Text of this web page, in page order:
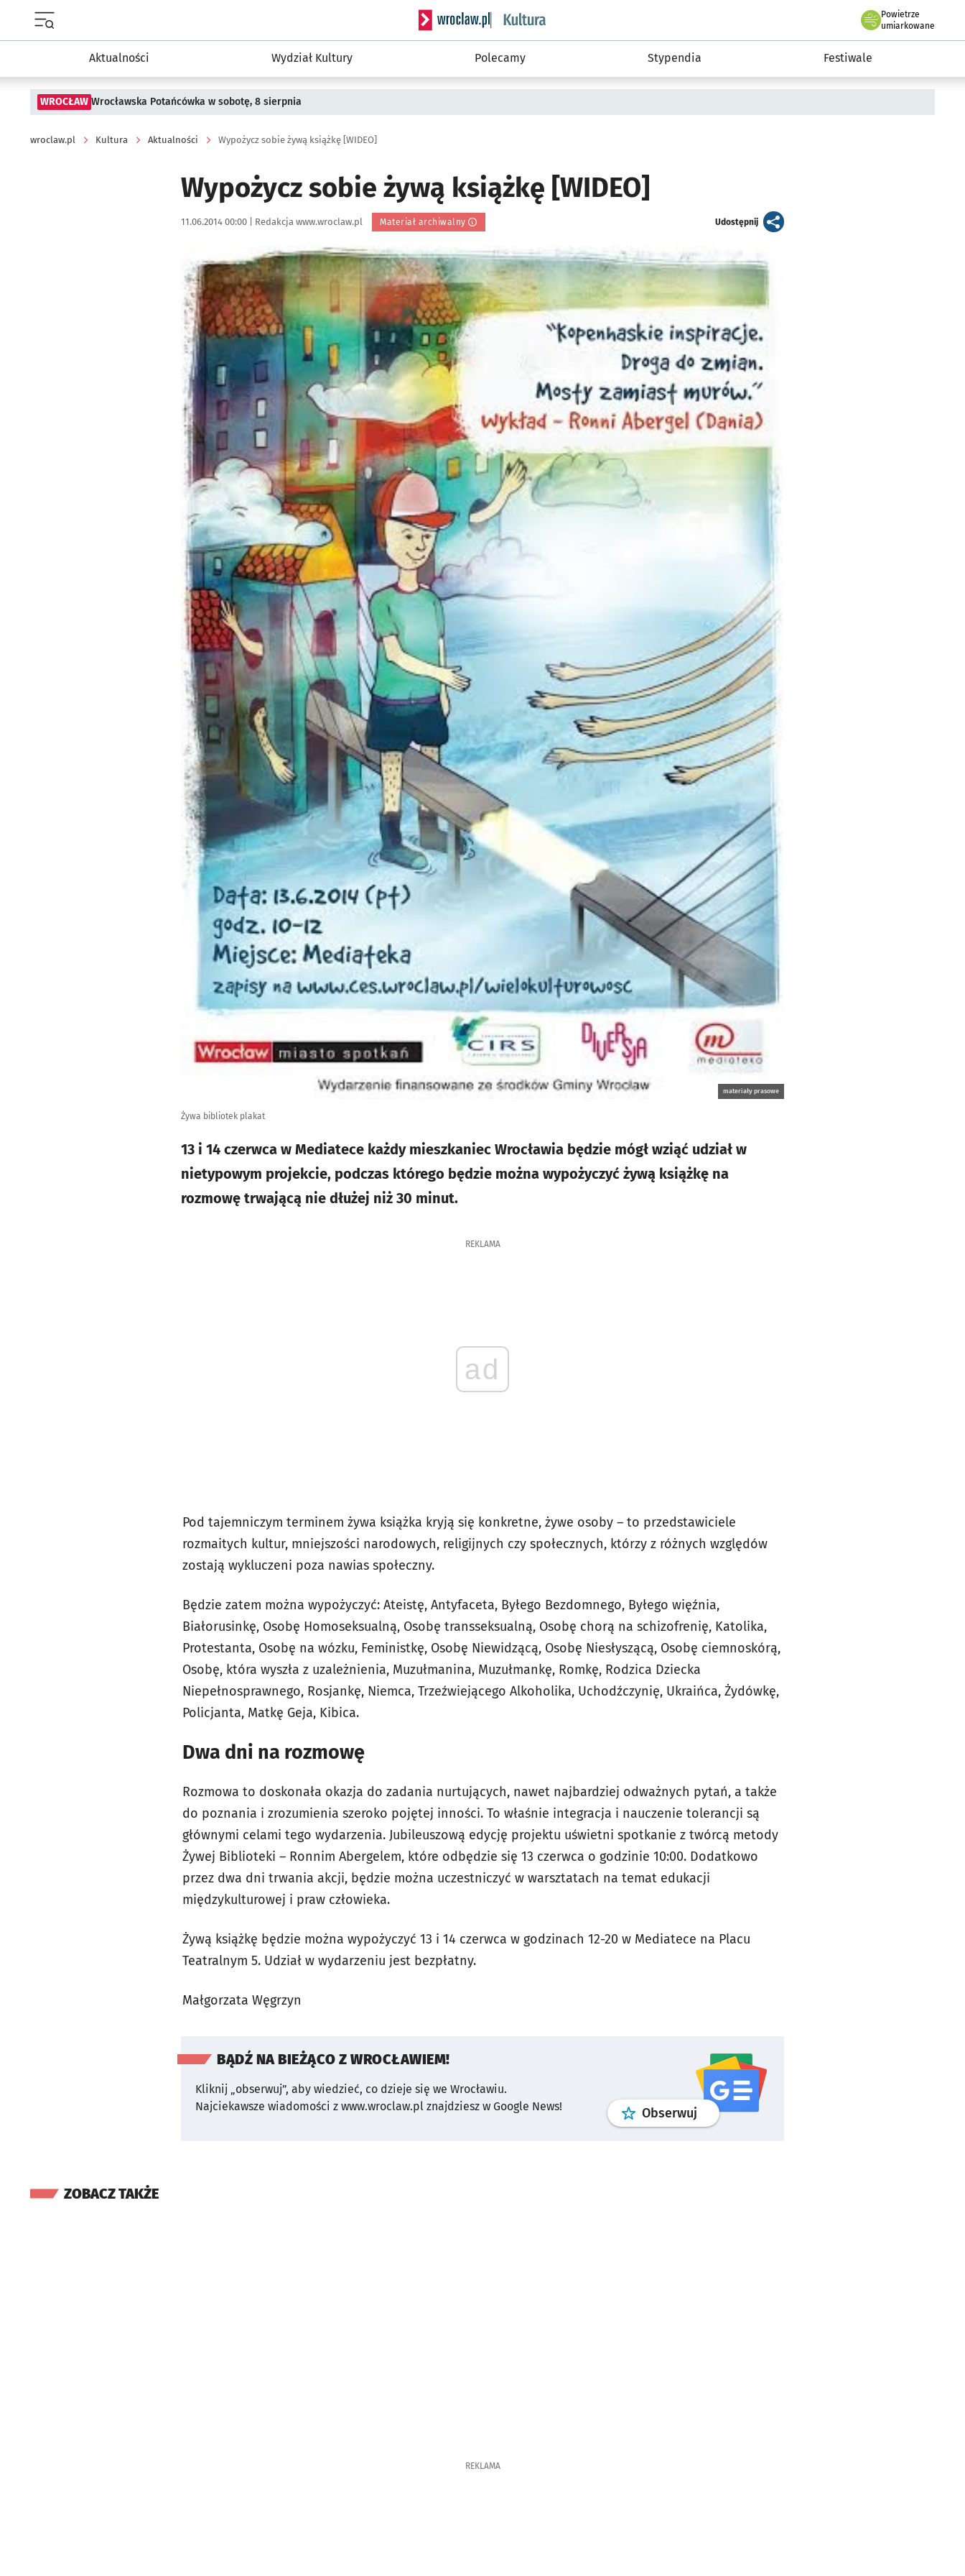
Serwis informacyjny wroclaw.pl podserwis: Kultura
Powietrze
we Wrocławiu
umiarkowane
Aktualności Wydział Kultury Polecamy Stypendia Festiwale
WROCŁAW Wrocławska Potańcówka w sobotę, 8 sierpnia
wroclaw.pl Kultura Aktualności Wypożycz sobie żywą książkę [WIDEO]
Wypożycz sobie żywą książkę [WIDEO]
Data publikacji:
11.06.2014 00:00 | Autor:
Redakcja www.wroclaw.pl Materiał archiwalny Udostępnijartykuł
Kliknij, aby powiększyć
materiały prasowe
Żywa bibliotek plakat
13 i 14 czerwca w Mediatece każdy mieszkaniec Wrocławia będzie mógł wziąć udział w
nietypowym projekcie, podczas którego będzie można wypożyczyć żywą książkę na
rozmowę trwającą nie dłużej niż 30 minut.
REKLAMA
ad
Pod tajemniczym terminem żywa książka kryją się konkretne, żywe osoby – to przedstawiciele
rozmaitych kultur, mniejszości narodowych, religijnych czy społecznych, którzy z różnych względów
zostają wykluczeni poza nawias społeczny.
Będzie zatem można wypożyczyć: Ateistę, Antyfaceta, Byłego Bezdomnego, Byłego więźnia,
Białorusinkę, Osobę Homoseksualną, Osobę transseksualną, Osobę chorą na schizofrenię, Katolika,
Protestanta, Osobę na wózku, Feministkę, Osobę Niewidzącą, Osobę Niesłyszącą, Osobę ciemnoskórą,
Osobę, która wyszła z uzależnienia, Muzułmanina, Muzułmankę, Romkę, Rodzica Dziecka
Niepełnosprawnego, Rosjankę, Niemca, Trzeźwiejącego Alkoholika, Uchodźczynię, Ukraińca, Żydówkę,
Policjanta, Matkę Geja, Kibica.
Dwa dni na rozmowę
Rozmowa to doskonała okazja do zadania nurtujących, nawet najbardziej odważnych pytań, a także
do poznania i zrozumienia szeroko pojętej inności. To właśnie integracja i nauczenie tolerancji są
głównymi celami tego wydarzenia. Jubileuszową edycję projektu uświetni spotkanie z twórcą metody
Żywej Biblioteki – Ronnim Abergelem, które odbędzie się 13 czerwca o godzinie 10:00. Dodatkowo
przez dwa dni trwania akcji, będzie można uczestniczyć w warsztatach na temat edukacji
międzykulturowej i praw człowieka.
Żywą książkę będzie można wypożyczyć 13 i 14 czerwca w godzinach 12-20 w Mediatece na Placu
Teatralnym 5. Udział w wydarzeniu jest bezpłatny.
Małgorzata Węgrzyn
BĄDŹ NA BIEŻĄCO Z WROCŁAWIEM!
Kliknij „obserwuj”, aby wiedzieć, co dzieje się we Wrocławiu.
Najciekawsze wiadomości z www.wroclaw.pl znajdziesz w Google News!
Obserwuj profilgoogle news
ZOBACZ TAKŻE
REKLAMA